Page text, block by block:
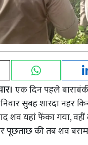
एक दिन पहले
सुबह शारदा नहर
शव यहां फेंका गया,
पूछताछ की तब शव